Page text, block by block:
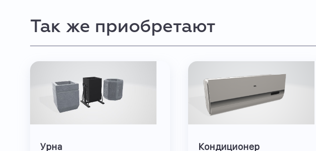
Так же приобретают
Урна Кондиционер